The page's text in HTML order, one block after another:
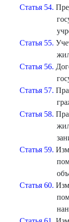
Статья 54.
Статья 55.
Статья 56.
Статья 57.
Статья 58.
Статья 59.
Статья 60.